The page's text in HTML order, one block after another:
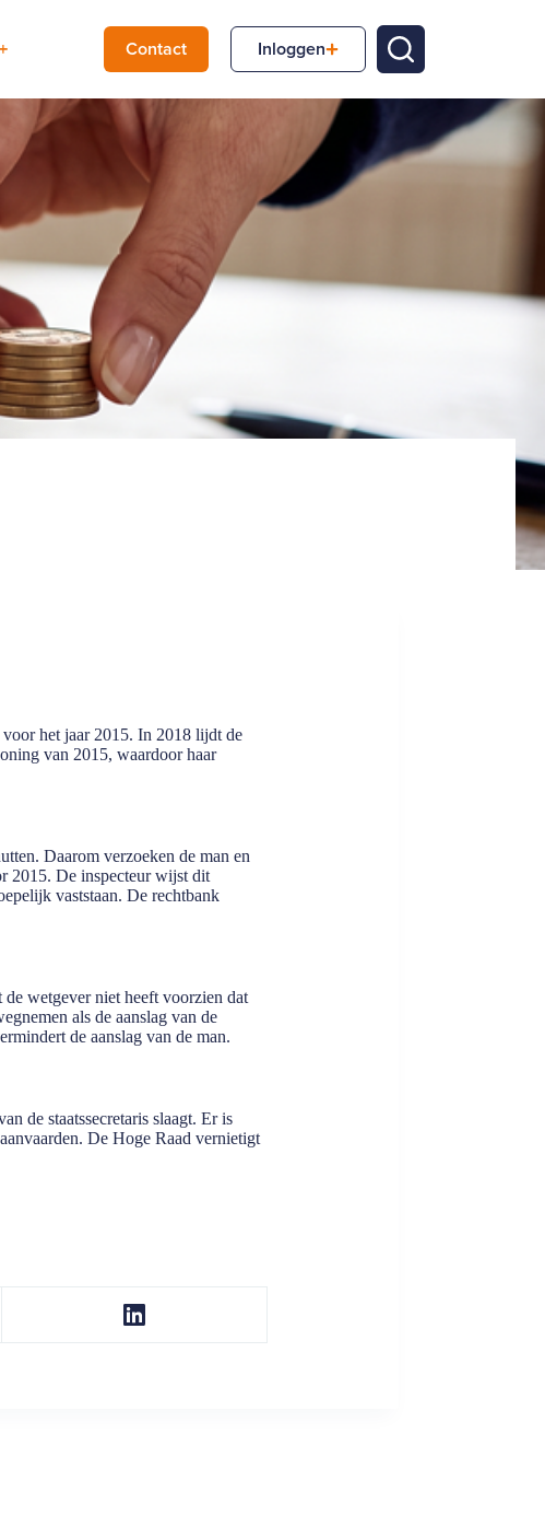
Contact Inloggen
het jaar 2015. In 2018 lijdt de
van 2015, waardoor haar
Daarom verzoeken de man en
2015. De inspecteur wijst dit
vaststaan. De rechtbank
de wetgever niet heeft voorzien dat
als de aanslag van de
de aanslag van de man.
de staatssecretaris slaagt. Er is
De Hoge Raad vernietigt